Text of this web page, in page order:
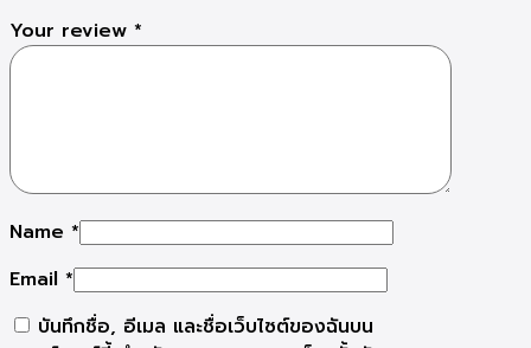
Your review *
Name *
Email *
บันทึกชื่อ, อีเมล และชื่อเว็บไซต์ของฉันบน